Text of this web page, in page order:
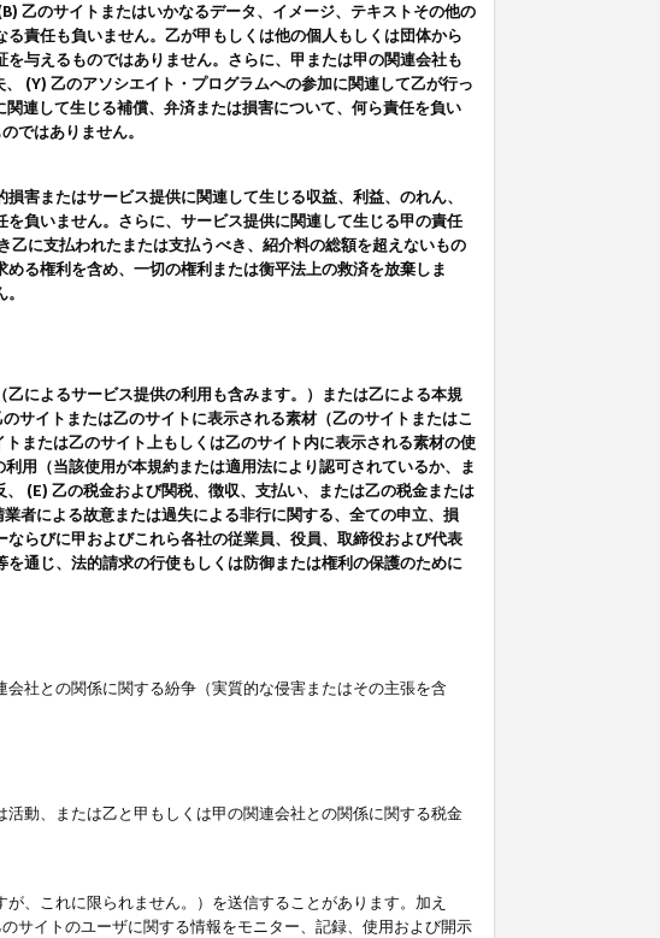
乙のサイトまたはいかなるデータ、イメージ、テキストその他の
責任も負いません。乙が甲もしくは他の個人もしくは団体から
与えるものではありません。さらに、甲または甲の関連会社も
(Y) 乙のアソシエイト・プログラムへの参加に関連して乙が行っ
連して生じる補償、弁済または損害について、何ら責任を負い
ではありません。
害またはサービス提供に関連して生じる収益、利益、のれん、
負いません。さらに、サービス提供に関連して生じる甲の責任
に支払われたまたは支払うべき、紹介料の総額を超えないもの
る権利を含め、一切の権利または衡平法上の救済を放棄しま
によるサービス提供の利用も含みます。）または乙による本規
サイトまたは乙のサイトに表示される素材（乙のサイトまたはこ
または乙のサイト上もしくは乙のサイト内に表示される素材の使
用（当該使用が本規約または適用法により認可されているか、ま
(E) 乙の税金および関税、徴収、支払い、または乙の税金または
者による故意または過失による非行に関する、全ての申立、損
らびに甲およびこれら各社の従業員、役員、取締役および代表
通じ、法的請求の行使もしくは防御または権利の保護のために
社との関係に関する紛争（実質的な侵害またはその主張を含
動、または乙と甲もしくは甲の関連会社との関係に関する税金
、これに限られません。）を送信することがあります。加え
サイトのユーザに関する情報をモニター、記録、使用および開示